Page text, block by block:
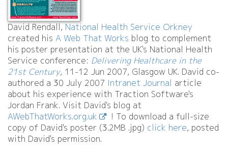
David Rendall,National Health Service Orkney
created his A Web That Works blog to complement
his poster presentation at the UK's National Health
Service conference: Delivering Healthcare in the
21st Century, 11-12 Jun 2007, Glasgow UK. David co-
authored a 30 July 2007 Intranet Journal article
about his experience with Traction Software's
Jordan Frank. Visit David's blog at
AWebThatWorks.org.uk
! To download a full-size
copy of David's poster (3.2MB .jpg) click here, posted
with David's permission.